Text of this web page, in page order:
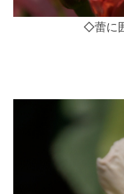
◇蕾に